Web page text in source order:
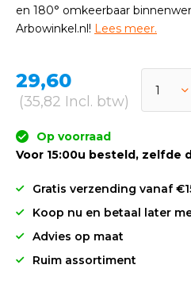
en 180° omkeerbaar
Arbowinkel.nl! Lees meer.
29,60
(35,82 Incl. btw)
Op voorraad
Voor 15:00u besteld, zelfde
Gratis verzending vanaf
Koop nu en betaal later
Advies op maat
Ruim assortiment